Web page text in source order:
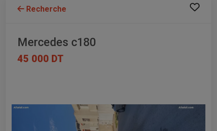
Recherche
Mercedes c180
45 000 DT